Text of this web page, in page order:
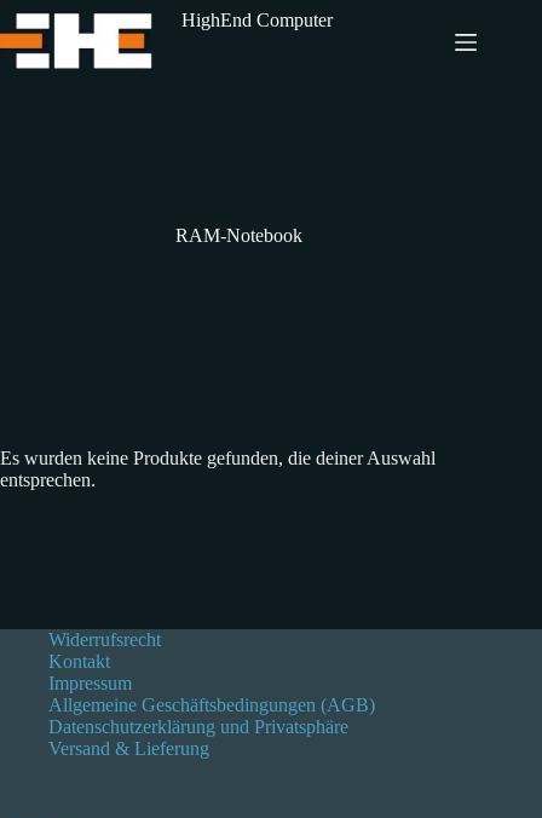
Zum
Inhalt
springen
HighEnd Computer
RAM-Notebook
Es wurden keine Produkte gefunden, die deiner Auswahl
entsprechen.
Widerrufsrecht
Kontakt
Impressum
Allgemeine Geschäftsbedingungen (AGB)
Datenschutzerklärung und Privatsphäre
Versand & Lieferung